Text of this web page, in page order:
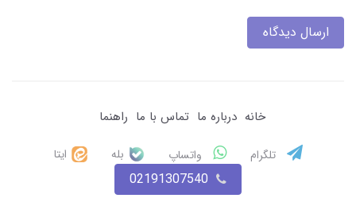
ارسال دیدگاه
خانه درباره ما تماس با ما راهنما
تلگرام واتساپ بله ایتا
02191307540